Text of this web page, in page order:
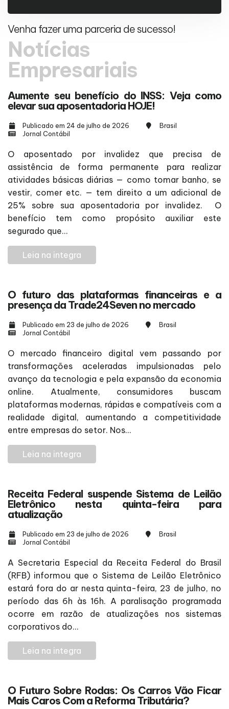
Venha fazer uma parceria de sucesso!
Notícias
Empresariais
Aumente seu benefício do INSS: Veja como
elevar sua aposentadoria HOJE!
Publicado em 24 de julho de 2026
Brasil
Jornal Contábil
O aposentado por invalidez que precisa de
assistência de forma permanente para realizar
atividades básicas diárias — como tomar banho, se
vestir, comer etc. — tem direito a um adicional de
25% sobre sua aposentadoria por invalidez. O
benefício tem como propósito auxiliar este
segurado que...
Leia na integra
O futuro das plataformas financeiras e a
presença da Trade24Seven no mercado
Publicado em 23 de julho de 2026
Brasil
Jornal Contábil
O mercado financeiro digital vem passando por
transformações aceleradas impulsionadas pelo
avanço da tecnologia e pela expansão da economia
online. Atualmente, consumidores buscam
plataformas modernas, rápidas e compatíveis com a
realidade digital, aumentando a competitividade
entre empresas do setor. Nos...
Leia na integra
Receita Federal suspende Sistema de Leilão
Eletrônico nesta quinta-feira para
atualização
Publicado em 23 de julho de 2026
Brasil
Jornal Contábil
A Secretaria Especial da Receita Federal do Brasil
(RFB) informou que o Sistema de Leilão Eletrônico
estará fora do ar nesta quinta-feira, 23 de julho, no
período das 6h às 16h. A paralisação programada
ocorre em razão de atualizações nos sistemas
corporativos do...
Leia na integra
O Futuro Sobre Rodas: Os Carros Vão Ficar
Mais Caros Com a Reforma Tributária?